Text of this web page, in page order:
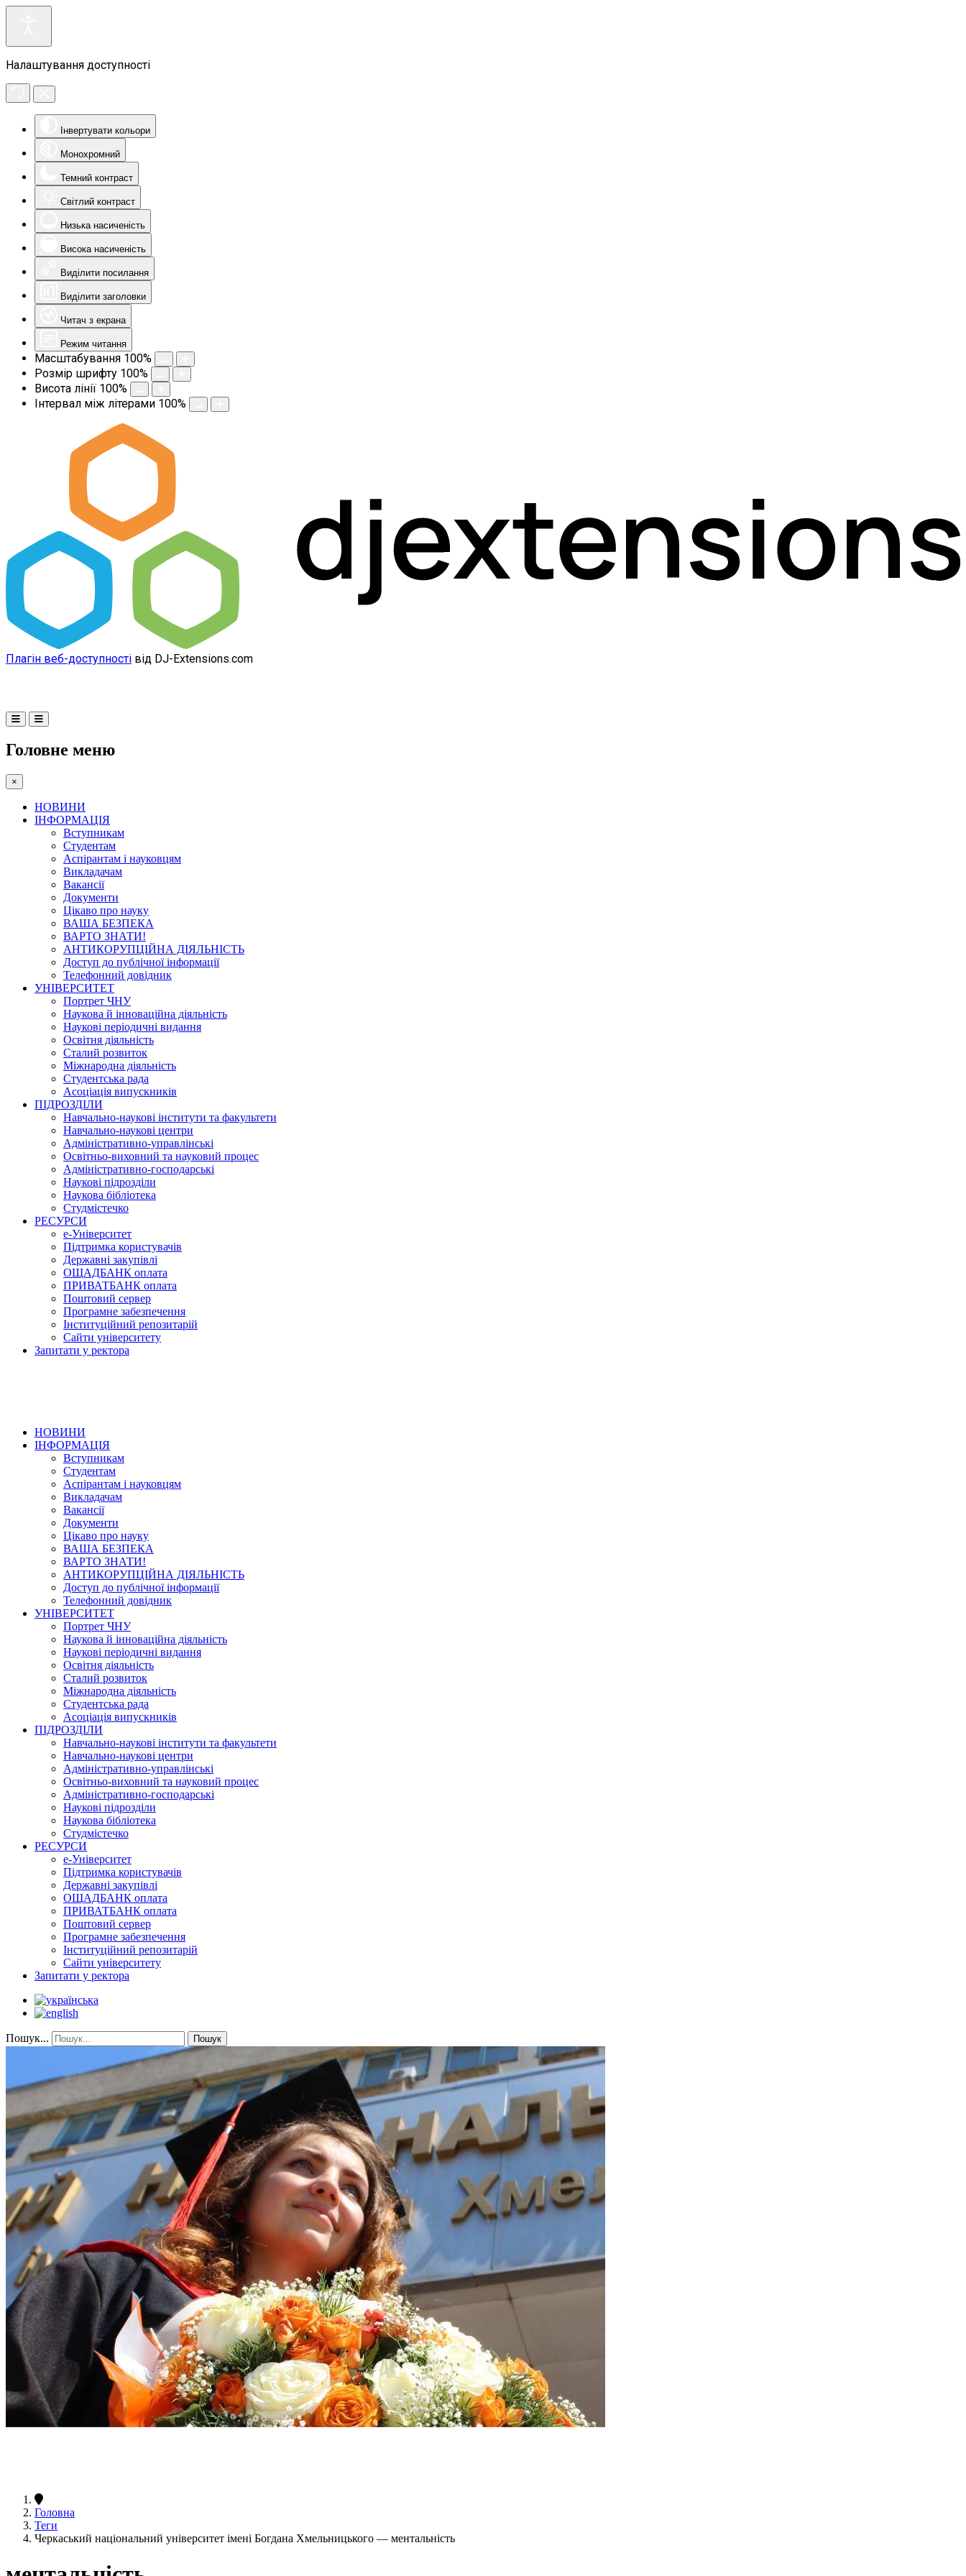
Налаштування доступності
Інвертувати кольори
Монохромний
Темний контраст
Світлий контраст
Низька насиченість
Висока насиченість
Виділити посилання
Виділити заголовки
Читач з екрана
Режим читання
Масштабування 100%
Розмір шрифту 100%
Висота лінії 100%
Інтервал між літерами 100%
Плагін веб-доступності від DJ-Extensions.com
Головне меню
×
НОВИНИ
ІНФОРМАЦІЯ
Вступникам
Студентам
Аспірантам і науковцям
Викладачам
Вакансії
Документи
Цікаво про науку
ВАША БЕЗПЕКА
ВАРТО ЗНАТИ!
АНТИКОРУПЦІЙНА ДІЯЛЬНІСТЬ
Доступ до публічної інформації
Телефонний довідник
УНІВЕРСИТЕТ
Портрет ЧНУ
Наукова й інноваційна діяльність
Наукові періодичні видання
Освітня діяльність
Сталий розвиток
Міжнародна діяльність
Студентська рада
Асоціація випускників
ПІДРОЗДІЛИ
Навчально-наукові інститути та факультети
Навчально-наукові центри
Адміністративно-управлінські
Освітньо-виховний та науковий процес
Адміністративно-господарські
Наукові підрозділи
Наукова бібліотека
Студмістечко
РЕСУРСИ
е-Університет
Підтримка користувачів
Державні закупівлі
ОЩАДБАНК оплата
ПРИВАТБАНК оплата
Поштовий сервер
Програмне забезпечення
Інституційний репозитарій
Сайти університету
Запитати у ректора
НОВИНИ
ІНФОРМАЦІЯ
Вступникам
Студентам
Аспірантам і науковцям
Викладачам
Вакансії
Документи
Цікаво про науку
ВАША БЕЗПЕКА
ВАРТО ЗНАТИ!
АНТИКОРУПЦІЙНА ДІЯЛЬНІСТЬ
Доступ до публічної інформації
Телефонний довідник
УНІВЕРСИТЕТ
Портрет ЧНУ
Наукова й інноваційна діяльність
Наукові періодичні видання
Освітня діяльність
Сталий розвиток
Міжнародна діяльність
Студентська рада
Асоціація випускників
ПІДРОЗДІЛИ
Навчально-наукові інститути та факультети
Навчально-наукові центри
Адміністративно-управлінські
Освітньо-виховний та науковий процес
Адміністративно-господарські
Наукові підрозділи
Наукова бібліотека
Студмістечко
РЕСУРСИ
е-Університет
Підтримка користувачів
Державні закупівлі
ОЩАДБАНК оплата
ПРИВАТБАНК оплата
Поштовий сервер
Програмне забезпечення
Інституційний репозитарій
Сайти університету
Запитати у ректора
Пошук... Пошук
Головна
Теги
Черкаський національний університет імені Богдана Хмельницького — ментальність